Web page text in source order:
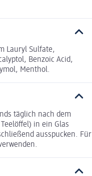
Lauryl Sulfate,
Benzoic Acid,
Menthol.
täglich nach dem
in ein Glas
ausspucken. Für